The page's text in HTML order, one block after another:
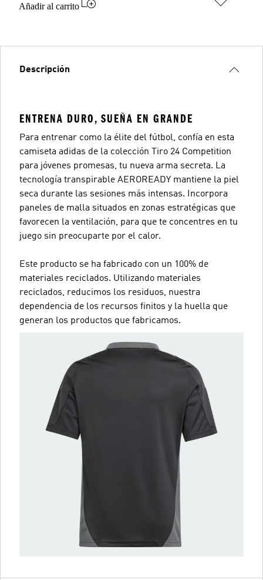
Añadir al carrito
Descripción
ENTRENA DURO, SUEÑA EN GRANDE
Para entrenar como la élite del fútbol, confía en esta
camiseta adidas de la colección Tiro 24 Competition
para jóvenes promesas, tu nueva arma secreta. La
tecnología transpirable AEROREADY mantiene la piel
seca durante las sesiones más intensas. Incorpora
paneles de malla situados en zonas estratégicas que
favorecen la ventilación, para que te concentres en tu
juego sin preocuparte por el calor.
Este producto se ha fabricado con un 100% de
materiales reciclados. Utilizando materiales
reciclados, reducimos los residuos, nuestra
dependencia de los recursos finitos y la huella que
generan los productos que fabricamos.